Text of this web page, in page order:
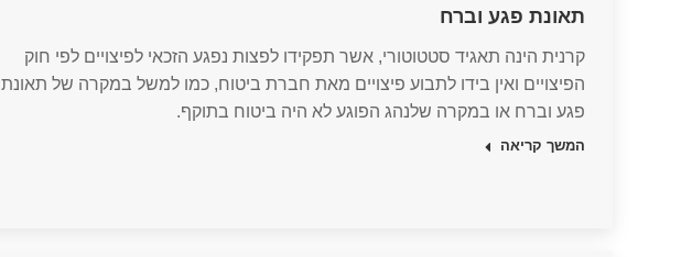
תאונת פגע וברח
קרנית הינה תאגיד סטטוטורי, אשר תפקידו לפצות נפגע הזכאי לפיצויים לפי חוק
הפיצויים ואין בידו לתבוע פיצויים מאת חברת ביטוח, כמו למשל במקרה של תאונת
פגע וברח או במקרה שלנהג הפוגע לא היה ביטוח בתוקף.
המשך קריאה